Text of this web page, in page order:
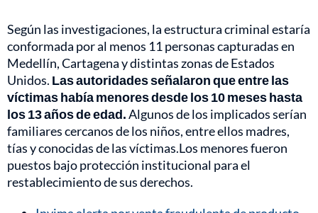
Según las investigaciones, la estructura criminal estaría
conformada por al menos 11 personas capturadas en
Medellín, Cartagena y distintas zonas de Estados
Unidos. Las autoridades señalaron que entre las
víctimas había menores desde los 10 meses hasta
los 13 años de edad.Algunos de los implicados serían
familiares cercanos de los niños, entre ellos madres,
tías y conocidas de las víctimas.Los menores fueron
puestos bajo protección institucional para el
restablecimiento de sus derechos.